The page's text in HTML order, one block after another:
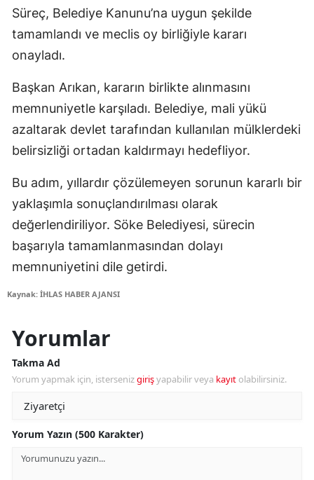
Süreç, Belediye Kanunu’na uygun şekilde
tamamlandı ve meclis oy birliğiyle kararı
onayladı.
Başkan Arıkan, kararın birlikte alınmasını
memnuniyetle karşıladı. Belediye, mali yükü
azaltarak devlet tarafından kullanılan mülklerdeki
belirsizliği ortadan kaldırmayı hedefliyor.
Bu adım, yıllardır çözülemeyen sorunun kararlı bir
yaklaşımla sonuçlandırılması olarak
değerlendiriliyor. Söke Belediyesi, sürecin
başarıyla tamamlanmasından dolayı
memnuniyetini dile getirdi.
Kaynak: İHLAS HABER AJANSI
Yorumlar
Takma Ad
Yorum yapmak için, istersenizgirişyapabilir veya kayıt olabilirsiniz.
Yorum Yazın (500 Karakter)